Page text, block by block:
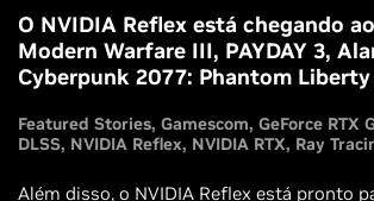
O NVIDIA Reflex está chegando
Modern Warfare III, PAYDAY 3,
Cyberpunk 2077: Phantom
Featured Stories Gamescom GeForce RTX
DLSS NVIDIA Reflex NVIDIA RTX Ray
Além disso, o NVIDIA Reflex está pronto